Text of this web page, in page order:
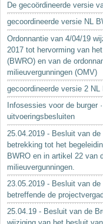
De gecoördineerde versie
gecoordineerde versie NL
Ordonnantie van 4/04/19
2017 tot hervorming van
(BWRO) en van de
milieuvergunningen (OMV)
gecoordineerde versie 2
Infosessies voor de burger
uitvoeringsbesluiten
25.04.2019 - Besluit van
betrekking tot het
BWRO en in artikel 22 van
milieuvergunningen.
23.05.2019 - Besluit van
betreffende de
25.04.19 - Besluit van de